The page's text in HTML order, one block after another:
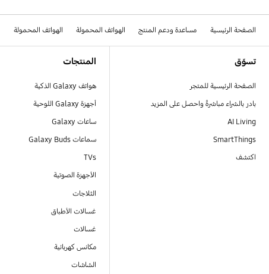
الصفحة الرئيسية مساعدة ودعم المنتج الهواتف المحمولة الهواتف المحمولة
تسوّق
الصفحة الرئيسية للمتجر
بادر بالشراء مباشرةً واحصل على المزيد
AI Living
SmartThings
اكتشف
المنتجات
هواتف Galaxy الذكية
أجهزة Galaxy اللوحية
ساعات Galaxy
سماعات Galaxy Buds
TVs
الأجهزة الصوتية
الثلاجات
غسالات الأطباق
غسالات
مكانس كهربائية
الشاشات